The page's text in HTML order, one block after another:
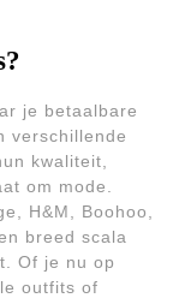
je betaalbare
verschillende
kwaliteit,
om mode.
H&M, Boohoo,
breed scala
Of je nu op
outfits of